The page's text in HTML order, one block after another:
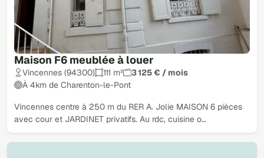
Maison F6 meublée à louer
Vincennes (94300) 111 m²
3 125 € / mois
À 4km de Charenton-le-Pont
Vincennes centre à 250 m du RER A. Jolie MAISON 6 pièces
avec cour et JARDINET privatifs. Au rdc, cuisine o…